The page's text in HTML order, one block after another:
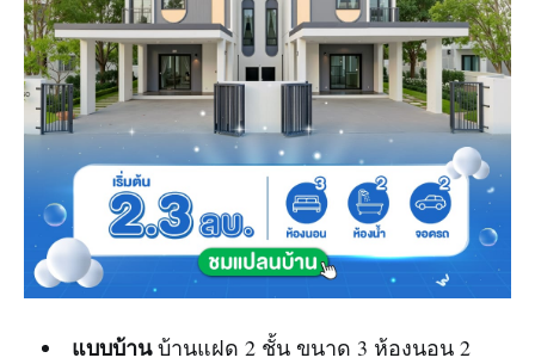
แบบบ้านบ้านแฝด 2 ชั้น ขนาด 3 ห้องนอน 2